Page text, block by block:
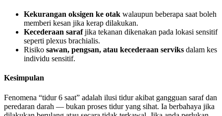
Kekurangan oksigen ke otak walaupun beberapa saat boleh
memberi kesan jika kerap dilakukan.
Kecederaan sarafjika tekanan dikenakan pada lokasi sensitif
seperti plexus brachialis.
Risiko sawan, pengsan, atau kecederaan serviks dalam kes
individu sensitif.
Kesimpulan
Fenomena “tidur 6 saat” adalah ilusi tidur akibat gangguan saraf dan
peredaran darah — bukan proses tidur yang sihat. Ia berbahaya jika